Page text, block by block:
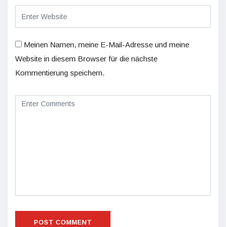
Meinen Namen, meine E-Mail-Adresse und meine
Website in diesem Browser für die nächste
Kommentierung speichern.